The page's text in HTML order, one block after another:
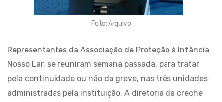
Foto: Arquivo
Representantes da Associação de Proteção à Infância
Nosso Lar, se reuniram semana passada, para tratar
pela continuidade ou não da greve, nas três unidades
administradas pela instituição. A diretoria da creche